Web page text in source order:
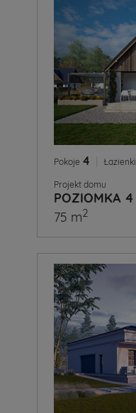
Pokoje 4 Łazienki
Projekt domu
POZIOMKA 4
75 m2